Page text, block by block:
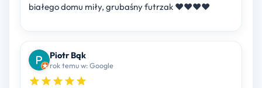
białego domu miły, grubaśny futrzak ♥️♥️♥️♥️
Piotr Bąk
rok temu w: Google